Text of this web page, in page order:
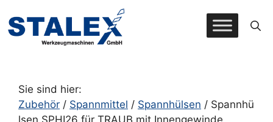
Inhalt
springen
Sie sind hier:
Zubehör / Spannmittel / Spannhülsen / Spannhü
lsen SPHI26 für TRAUB mit Innengewinde